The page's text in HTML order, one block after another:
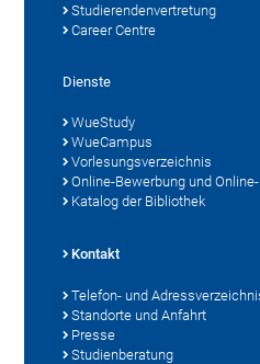
Studierendenvertretung
Career Centre
Dienste
WueStudy
WueCampus
Vorlesungsverzeichnis
Online-Bewerbung und
Katalog der Bibliothek
Kontakt
Telefon- und
Standorte und Anfahrt
Presse
Studienberatung